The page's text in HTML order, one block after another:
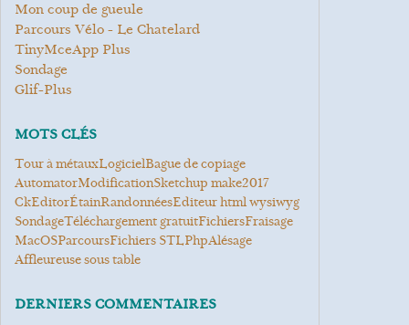
Mon coup de gueule
Parcours Vélo - Le Chatelard
TinyMceApp Plus
Sondage
Glif-Plus
MOTS CLÉS
Tour à métaux logiciel bague de copiage
Automator
modification Sketchup make2017
CkEditor étain Randonnées Editeur html wysiwyg
Sondage Téléchargement gratuit Fichiers Fraisage
MacOS Parcours Fichiers STL Php Alésage
Affleureuse sous table
DERNIERS COMMENTAIRES